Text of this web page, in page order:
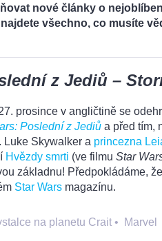
nové články o
všechno, co musíte
z Jediů –
prosince v angličtině se
Poslední z Jediů a před tím,
Luke Skywalker a princezna
Hvězdy smrti (ve filmu Star
základnu! Předpokládáme,
Star Wars magazínu.
na planetu Crait • Marvel